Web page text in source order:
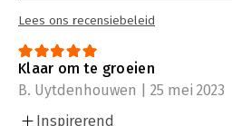
Lees ons recensiebeleid
Klaar om te groeien
B. Uytdenhouwen | 25 mei 2023
Inspirerend